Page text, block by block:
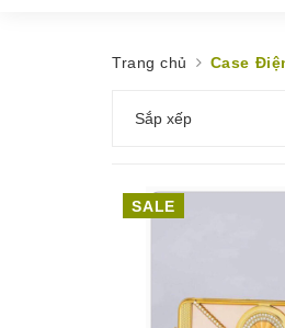
Trang chủ Case
Sắp xếp
SALE